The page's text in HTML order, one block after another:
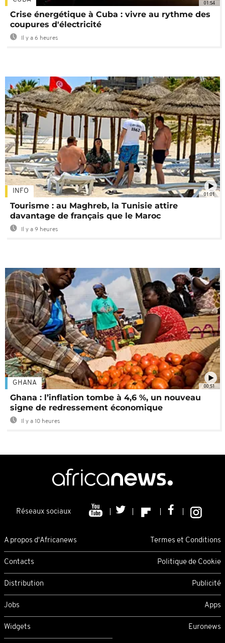
01:54
Crise énergétique à Cuba : vivre au rythme des
coupures d'électricité
Il y a 6 heures
01:01
INFO
Tourisme : au Maghreb, la Tunisie attire
davantage de français que le Maroc
Il y a 9 heures
00:51
GHANA
Ghana : l’inflation tombe à 4,6 %, un nouveau
signe de redressement économique
Il y a 10 heures
Réseaux sociaux
A propos d'Africanews Termes et Conditions
Contacts Politique de Cookie
Distribution Publicité
Jobs Apps
Widgets Euronews